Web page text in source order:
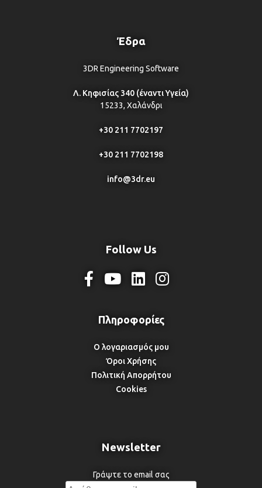
Έδρα
3DR Engineering Software
Λ. Κηφισίας 340 (έναντι Υγεία)
15233, Χαλάνδρι
+30 211 7702197
+30 211 7702198
info@3dr.eu
Follow Us
Ο λογαριασμός μου
Όροι Χρήσης
Πολιτική Απορρήτου
Cookies
Newsletter
Γράψτε το email σας